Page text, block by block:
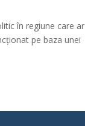
în regiune care ar
pe baza unei